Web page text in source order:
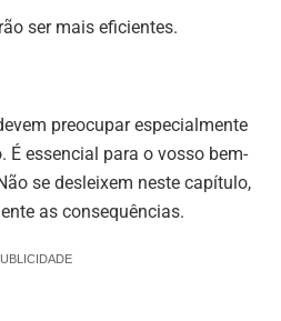
ser mais eficientes.
preocupar especialmente
essencial para o vosso bem-
se desleixem neste capítulo,
as consequências.